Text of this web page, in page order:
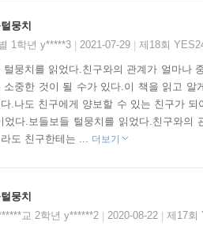
뭉치
1학년 y*****3
2021-07-29 제18회
털뭉치를 읽었다.친구와의 관계가 얼마나
소중한 것이 될 수가 있다.이 책을 읽고 알
.나도 친구에게 양보할 수 있는 친구가
었다.보들보들 털뭉치를 읽었다.친구와
도 친구한테는 ... 더보기
뭉치
교 2학년 y******2
2020-08-22 제17회